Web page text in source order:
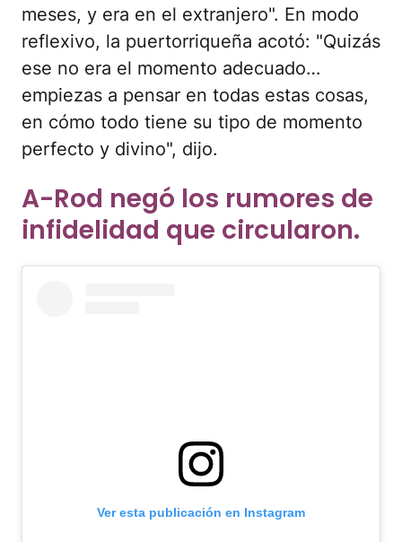
meses, y era en el extranjero". En modo
reflexivo, la puertorriqueña acotó: "Quizás
ese no era el momento adecuado…
empiezas a pensar en todas estas cosas,
en cómo todo tiene su tipo de momento
perfecto y divino", dijo.
A-Rod negó los rumores de
infidelidad que circularon.
Ver esta publicación en Instagram